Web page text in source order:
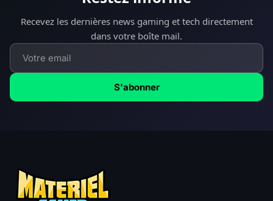
Recevez les dernières news gaming et tech directement
dans votre boîte mail.
S'abonner